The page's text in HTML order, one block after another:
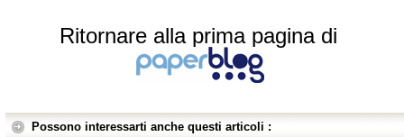
Ritornare alla prima pagina di
Possono interessarti anche questi articoli :